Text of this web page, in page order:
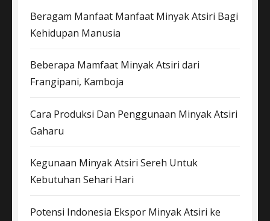
Beragam Manfaat Manfaat Minyak Atsiri Bagi
Kehidupan Manusia
Beberapa Mamfaat Minyak Atsiri dari
Frangipani, Kamboja
Cara Produksi Dan Penggunaan Minyak Atsiri
Gaharu
Kegunaan Minyak Atsiri Sereh Untuk
Kebutuhan Sehari Hari
Potensi Indonesia Ekspor Minyak Atsiri ke